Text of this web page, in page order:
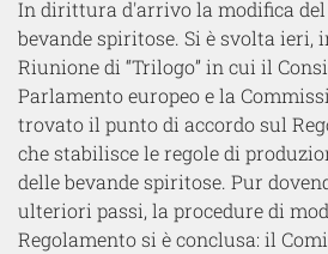
In dirittura d'arrivo la modifica
bevande spiritose. Si è svolta ieri,
Riunione di “Trilogo” in cui il
Parlamento europeo e la
trovato il punto di accordo sul
che stabilisce le regole di
delle bevande spiritose. Pur
ulteriori passi, la procedure di
Regolamento si è conclusa: il